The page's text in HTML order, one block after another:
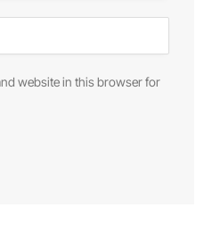
website in this browser for